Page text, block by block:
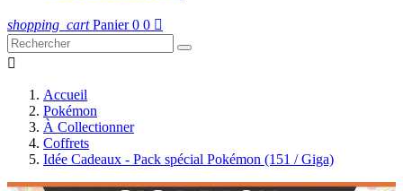
shopping_cart Panier 0 0 

Accueil
Pokémon
À Collectionner
Coffrets
Idée Cadeaux - Pack spécial Pokémon (151 / Giga)